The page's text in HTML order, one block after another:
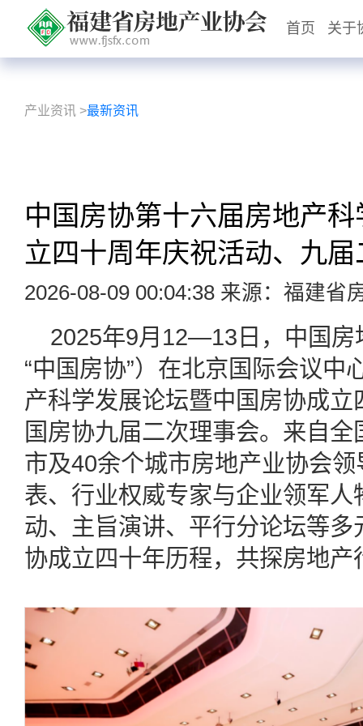
首页 关于
产业资讯 >最新资讯
中国房协第十六届房地产
立四十周年庆祝活动、九
2026-08-09 00:04:38 来源：福建省
2025年9月12—13日，中国房
“中国房协”）在北京国际会议中
产科学发展论坛暨中国房协成立
国房协九届二次理事会。来自
市及40余个城市房地产业协会
表、行业权威专家与企业领军
动、主旨演讲、平行分论坛等
协成立四十年历程，共探房地